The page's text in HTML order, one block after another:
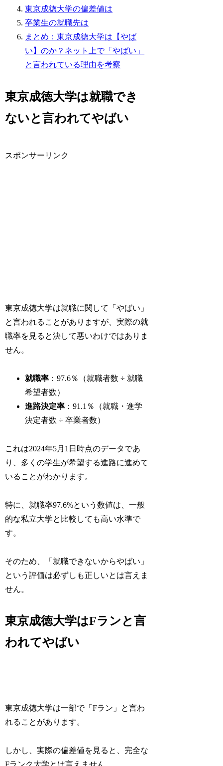
東京成徳大学の偏差値は
卒業生の就職先は
まとめ：東京成徳大学は【やば
い】のか？ネット上で「やばい」
と言われている理由を考察
東京成徳大学は就職でき
ないと言われてやばい
スポンサーリンク
東京成徳大学は就職に関して「やばい」
と言われることがありますが、実際の就
職率を見ると決して悪いわけではありま
せん。
就職率 ：97.6％（就職者数 ÷ 就職
希望者数）
進路決定率 ：91.1％（就職・進学
決定者数 ÷ 卒業者数）
これは2024年5月1日時点のデータであ
り、多くの学生が希望する進路に進めて
いることがわかります。
特に、就職率97.6%という数値は、一般
的な私立大学と比較しても高い水準で
す。
そのため、「就職できないからやばい」
という評価は必ずしも正しいとは言えま
せん。
東京成徳大学はFランと言
われてやばい
東京成徳大学は一部で「Fラン」と言わ
れることがあります。
しかし、実際の偏差値を見ると、完全な
Fランク大学とは言えません。